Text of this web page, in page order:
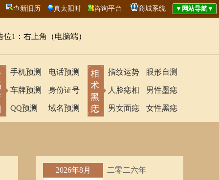
查新旧历 真太阳时 咨询平台 商城系统
位1：右上角（电脑端）
手机预测
车牌预测
QQ预测
电话预测
身份证号
域名预测
相
术
黑
痣
指纹运势
人脸痣相
男女面痣
眼形自测
男性墨痣
女性黑痣
2026年8月
二零二六年